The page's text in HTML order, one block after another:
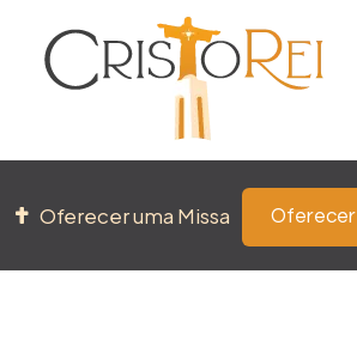
Oferecer uma Missa Oferecer